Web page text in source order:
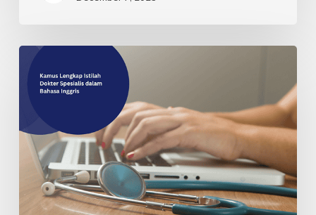
Kamus
Lengkap
Istilah
Dokter
Spesialis
dalam
Bahasa
Inggris